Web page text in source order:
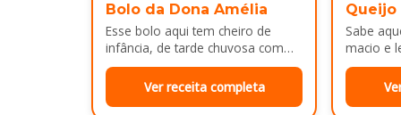
Bolo da Dona Amélia
Esse bolo aqui tem cheiro de
infância, de tarde chuvosa com
café passado na hora e risada
solta na cozinha!…
Ver receita completa
Queijo
Sabe
macio e
e cara